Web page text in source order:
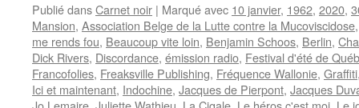
Publié dansCarnet noir | Marqué avec 10 janvier, 1962, 2020,
Mansion, Association Belge de la Lutte contre la Mucoviscidose
me rends fou, Beaucoup vite loin, Benjamin Schoos, Berlin,
Dick Rivers, Discordance, émission radio, Festival d'été de
Francofolies, Freaksville Publishing, Fréquence Wallonie, Graffiti
Ici et maintenant, Indochine, Jacques de Pierpont, Jacques